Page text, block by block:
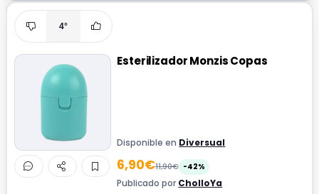
4°
Esterilizador Monzis Copas
Disponible en Diversual
6,90€11,90€ -42%
Publicado por CholloYa